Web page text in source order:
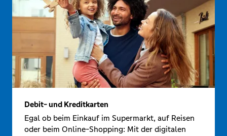
Debit- und Kreditkarten
Egal ob beim Einkauf im Supermarkt, auf Reisen
oder beim Online-Shopping: Mit der digitalen